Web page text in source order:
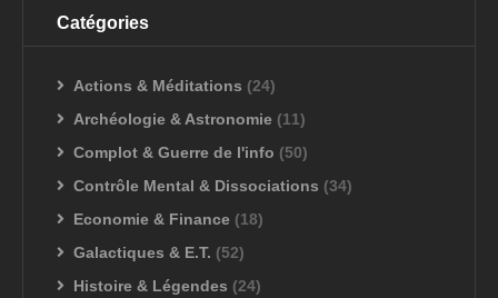
Catégories
Actions & Méditations (24)
Archéologie & Astronomie (11)
Complot & Guerre de l'info (50)
Contrôle Mental & Dissociations (34)
Economie & Finance (18)
Galactiques & E.T. (52)
Histoire & Légendes (24)